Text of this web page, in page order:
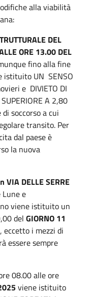
alla viabilità
DEL
ORE 13.00 DEL
fino alla fine
istituito UN SENSO
e DIVIETO DI
A 2,80
soccorso a cui
transito. Per
dal paese è
la nuova
VIA DELLE SERRE
e
viene istituito un
del GIORNO 11
i mezzi di
essere sempre
08.00 alle ore
viene istituito